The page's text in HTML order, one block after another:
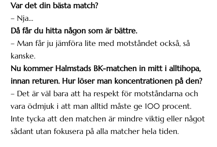
Var det din bästa match?
– Nja…
Då får du hitta någon som är bättre.
– Man får ju jämföra lite med motståndet också, så
kanske.
Nu kommer Halmstads BK-matchen in mitt i alltihopa,
innan returen. Hur löser man koncentrationen på den?
– Det är väl bara att ha respekt för motståndarna och
vara ödmjuk i att man alltid måste ge 100 procent.
Inte tycka att den matchen är mindre viktig eller något
sådant utan fokusera på alla matcher hela tiden.